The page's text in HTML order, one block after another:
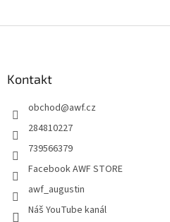
Kontakt
obchod@awf.cz
284810227
739566379
Facebook AWF STORE
awf_augustin
Náš YouTube kanál